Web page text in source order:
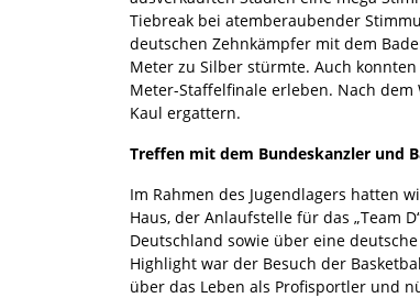
Tiebreak bei atemberaubender
deutschen Zehnkämpfer mit dem
Meter zu Silber stürmte. Auch
Meter-Staffelfinale erleben. Nach
Kaul ergattern.
Treffen mit dem Bundeskanzler und
Im Rahmen des Jugendlagers hatten
Haus, der Anlaufstelle für das „Team
Deutschland sowie über eine
Highlight war der Besuch der
über das Leben als Profisportler und